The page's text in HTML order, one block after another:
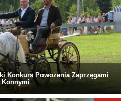
Konkurs Powożenia Zaprzęgami
Konnymi